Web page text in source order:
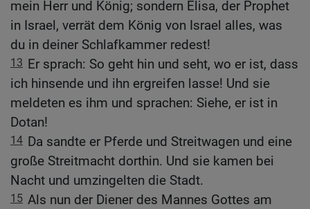
mein Herr und König; sondern Elisa, der Prophet
in Israel, verrät dem König von Israel alles, was
du in deiner Schlafkammer redest!
13 Er sprach: So geht hin und seht, wo er ist, dass
ich hinsende und ihn ergreifen lasse! Und sie
meldeten es ihm und sprachen: Siehe, er ist in
Dotan!
14 Da sandte er Pferde und Streitwagen und eine
große Streitmacht dorthin. Und sie kamen bei
Nacht und umzingelten die Stadt.
15 Als nun der Diener des Mannes Gottes am